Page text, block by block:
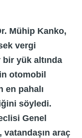
Mühip Kanko,
vergi
bir yük altında
otomobil
en pahalı
söyledi.
Genel
vatandaşın araç